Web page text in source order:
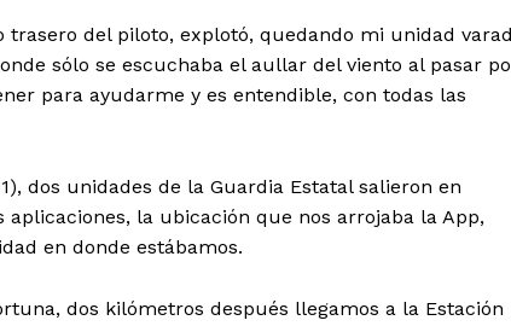
del piloto, explotó, quedando mi unidad
sólo se escuchaba el aullar del viento al pasar
para ayudarme y es entendible, con todas las
dos unidades de la Guardia Estatal salieron en
la ubicación que nos arrojaba la App,
en donde estábamos.
dos kilómetros después llegamos a la Estación